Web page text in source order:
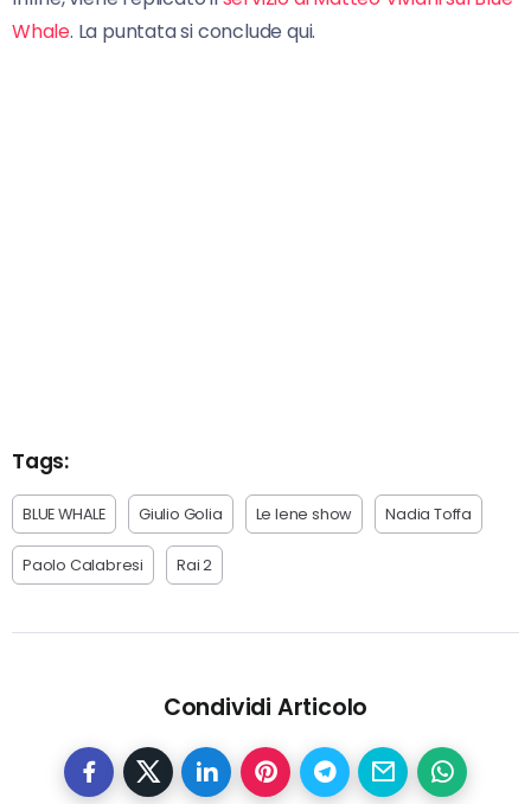
Whale. La puntata si conclude qui.
Tags:
BLUE WHALE Giulio Golia Le Iene show Nadia Toffa
Paolo Calabresi Rai 2
Condividi Articolo